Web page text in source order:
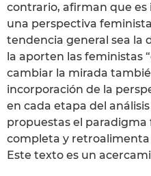
contrario, afirman que
una perspectiva
tendencia general sea la
la aporten las feministas
cambiar la mirada
incorporación de la
en cada etapa del
propuestas el paradigma
completa y
Este texto es un